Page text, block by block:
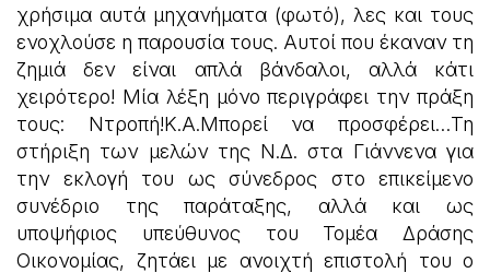
χρήσιμα αυτά μηχανήματα (φωτό), λες και τους
ενοχλούσε η παρουσία τους. Αυτοί που έκαναν τη
ζημιά δεν είναι απλά βάνδαλοι, αλλά κάτι
χειρότερο! Μία λέξη μόνο περιγράφει την πράξη
τους: Ντροπή!Κ.Α.Μπορεί να προσφέρει…Τη
στήριξη των μελών της Ν.Δ. στα Γιάννενα για
την εκλογή του ως σύνεδρος στο επικείμενο
συνέδριο της παράταξης, αλλά και ως
υποψήφιος υπεύθυνος του Τομέα Δράσης
Οικονομίας, ζητάει με ανοιχτή επιστολή του ο